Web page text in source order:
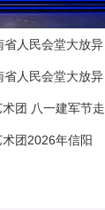
人民会堂大放异
人民会堂大放异
团 八一建军节走
团2026年信阳